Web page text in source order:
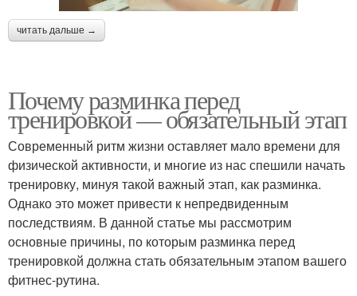
читать дальше →
Почему разминка перед
тренировкой — обязательный этап
Современный ритм жизни оставляет мало времени для
физической активности, и многие из нас спешили начать
тренировку, минуя такой важный этап, как разминка.
Однако это может привести к непредвиденным
последствиям. В данной статье мы рассмотрим
основные причины, по которым разминка перед
тренировкой должна стать обязательным этапом вашего
фитнес-рутина.